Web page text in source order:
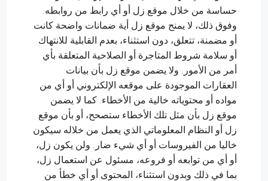
حساسة من خلال موقع زل أو أي رابط من روابطه.
وفوق ذلك، لا يمنح موقع زل أية ضمانات واضحة كانت
أو مضمنة، تتعلق، دون استثناء، بعدم القابلية للانتهاك
أو سلامة شروط المتاجرة أو الصلاحية المتعلقة بأي
أمر من الأمور. ولا يضمن موقع زل بأن بيانات
العقارات الموجودة على موقعه الإلكتروني أو أي من
مواده أو محتوياته خالية من الأخطاء. كما لا يضمن
موقع زل بأن مثل تلك الأخطاء ستصحح، أو بأن موقع
زل أو النظام المعلوماتي الذي يعمل من خلاله سيكون
خاليا من الفيروسات أو أي شيء ضار. ولن يكون زل،
أو أي من توابعه أو فروعه، مسئول عن استعمال زل،
بما في ذلك وبدون استثناء، المحتوى أو أي خطأ من